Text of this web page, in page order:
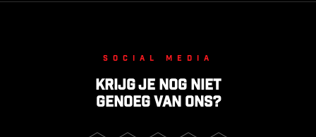
Social media
Krijg je nog niet
genoeg van ons?